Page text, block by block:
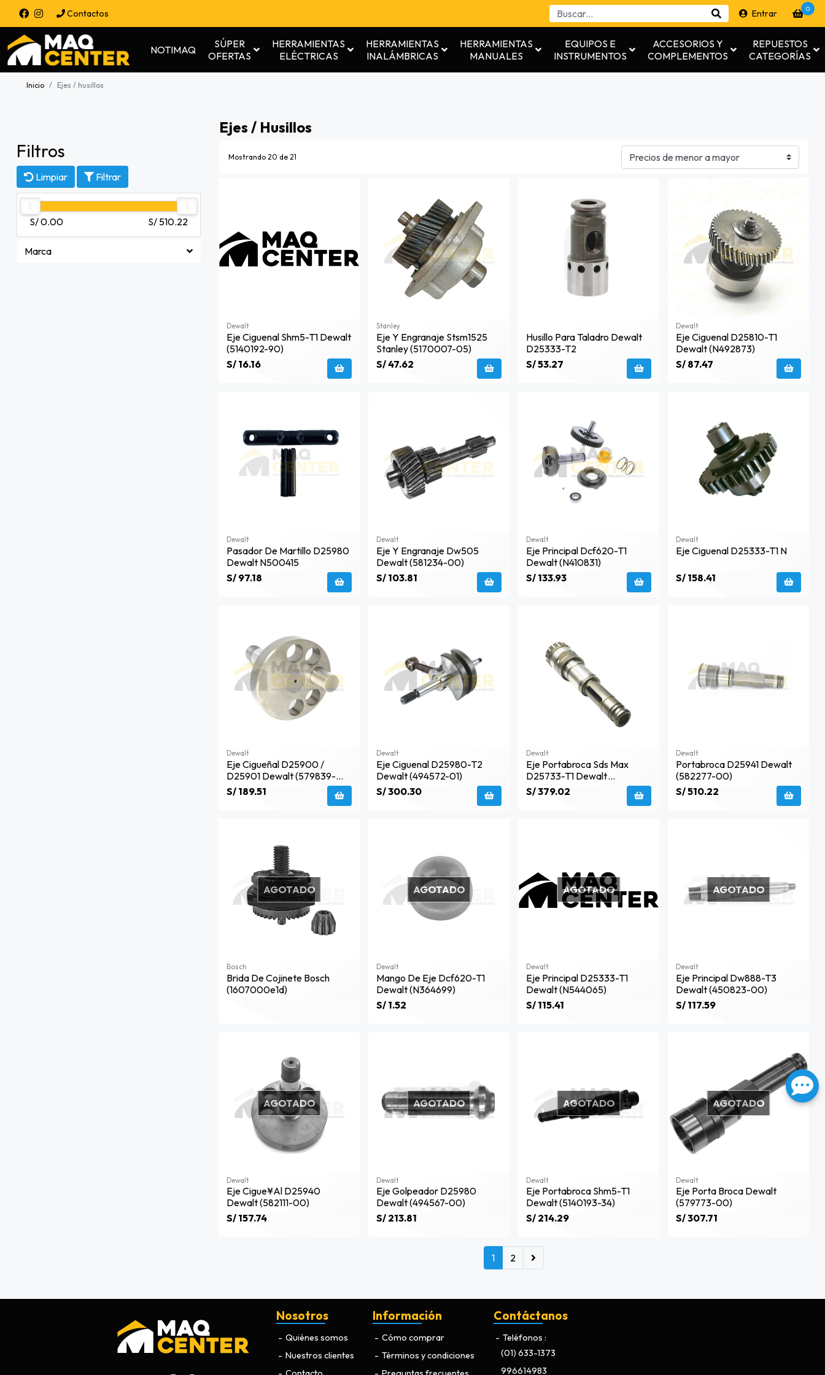
Contactos Entrar 0
NOTIMAQ
SÚPER
OFERTAS
HERRAMIENTAS
ELÉCTRICAS
HERRAMIENTAS
INALÁMBRICAS
HERRAMIENTAS
MANUALES
EQUIPOS E
INSTRUMENTOS
ACCESORIOS Y
COMPLEMENTOS
REPUESTOS
CATEGORÍAS
Inicio Ejes / husillos
Ejes / Husillos
Filtros
Limpiar Filtrar
S/ 0.00 S/ 510.22
Marca
Mostrando 20 de 21
Dewalt
Eje Ciguenal Shm5-T1 Dewalt
(5140192-90)
S/ 16.16
Stanley
Eje Y Engranaje Stsm1525
Stanley (5170007-05)
S/ 47.62
Husillo Para Taladro Dewalt
D25333-T2
S/ 53.27
Dewalt
Eje Ciguenal D25810-T1
Dewalt (n492873)
S/ 87.47
Dewalt
Pasador De Martillo D25980
Dewalt N500415
S/ 97.18
Dewalt
Eje Y Engranaje Dw505
Dewalt (581234-00)
S/ 103.81
Dewalt
Eje Principal Dcf620-T1
Dewalt (n410831)
S/ 133.93
Dewalt
Eje Ciguenal D25333-T1 N
S/ 158.41
Dewalt
Eje Cigueñal D25900 /
D25901 Dewalt (579839-
00)
S/ 189.51
Dewalt
Eje Ciguenal D25980-T2
Dewalt (494572-01)
S/ 300.30
Dewalt
Eje Portabroca Sds Max
D25733-T1 Dewalt
(n580555)
S/ 379.02
Dewalt
Portabroca D25941 Dewalt
(582277-00)
S/ 510.22
AGOTADO
Bosch
Brida De Cojinete Bosch
(1607000e1d)
AGOTADO
Dewalt
Mango De Eje Dcf620-T1
Dewalt (n364699)
S/ 1.52
AGOTADO
Dewalt
Eje Principal D25333-T1
Dewalt (n544065)
S/ 115.41
AGOTADO
Dewalt
Eje Principal Dw888-T3
Dewalt (450823-00)
S/ 117.59
AGOTADO
Dewalt
Eje Cigue¥al D25940
Dewalt (582111-00)
S/ 157.74
AGOTADO
Dewalt
Eje Golpeador D25980
Dewalt (494567-00)
S/ 213.81
AGOTADO
Dewalt
Eje Portabroca Shm5-T1
Dewalt (5140193-34)
S/ 214.29
AGOTADO
Dewalt
Eje Porta Broca Dewalt
(579773-00)
S/ 307.71
1 2
Nosotros
Quiénes somos
Nuestros clientes
Información
Cómo comprar
Términos y condiciones
Contáctanos
Teléfonos
(01) 633-1373
996614983